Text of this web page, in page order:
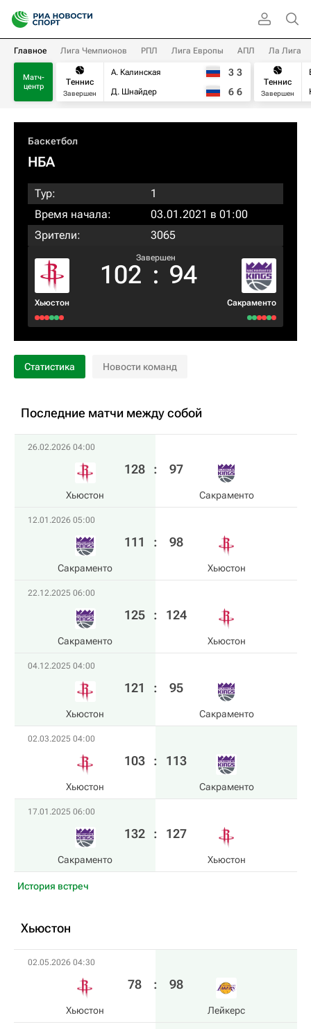
Главное Лига Чемпионов РПЛ Лига Европы АПЛ Ла Лига
Матч-
центр
Теннис
Завершен
А. Калинская
Д. Шнайдер
3 3
6 6
Теннис
Завершен
Баскетбол
НБА
Тур:
1
Время начала:
03.01.2021 в 01:00
Зрители:
3065
Хьюстон
Завершен
102 : 94
Сакраменто
Статистика Новости команд
Последние матчи между собой
26.02.2026 04:00
Хьюстон
128 : 97
Сакраменто
12.01.2026 05:00
Сакраменто
111 : 98
Хьюстон
22.12.2025 06:00
Сакраменто
125 : 124
Хьюстон
04.12.2025 04:00
Хьюстон
121 : 95
Сакраменто
02.03.2025 04:00
Хьюстон
103 : 113
Сакраменто
17.01.2025 06:00
Сакраменто
132 : 127
Хьюстон
История встреч
Хьюстон
02.05.2026 04:30
Хьюстон
78 : 98
Лейкерс